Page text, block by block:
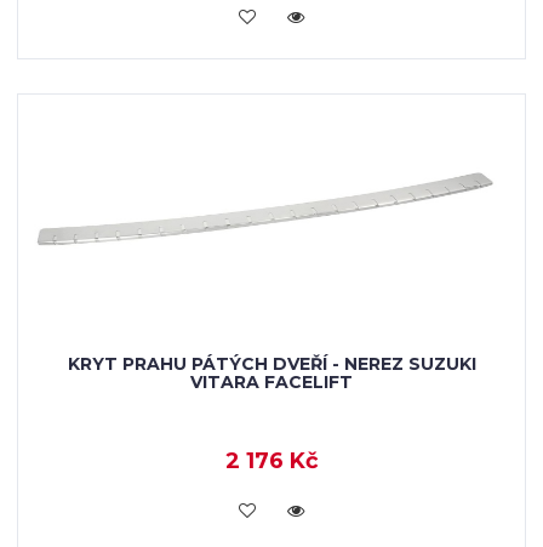
KOUPIT
KRYT PRAHU PÁTÝCH DVEŘÍ - NEREZ SUZUKI
VITARA FACELIFT
2 176 Kč
KOUPIT